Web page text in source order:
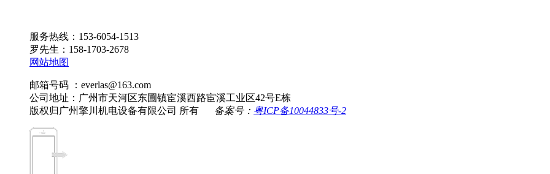
服务热线：153-6054-1513
罗先生：158-1703-2678
网站地图
邮箱号码 ：everlas@163.com
公司地址：广州市天河区东圃镇宦溪西路宦溪工业区42号E栋
版权归广州擎川机电设备有限公司 所有
备案号： 粤ICP备10044833号-2